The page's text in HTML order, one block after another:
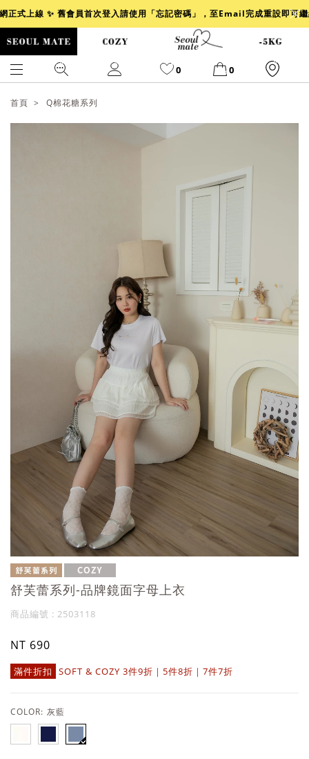
正式上線 ✨ 舊會員首次登入請使用「忘記密碼」，至Email完成重設即可
0 0
首頁 Q棉花糖系列
舒芙蕾系列-品牌鏡面字母上衣
商品編號 : 2503118
NT 690
滿件折扣 SOFT & COZY 3件9折｜5件8折｜7件7折
COLOR: 灰藍